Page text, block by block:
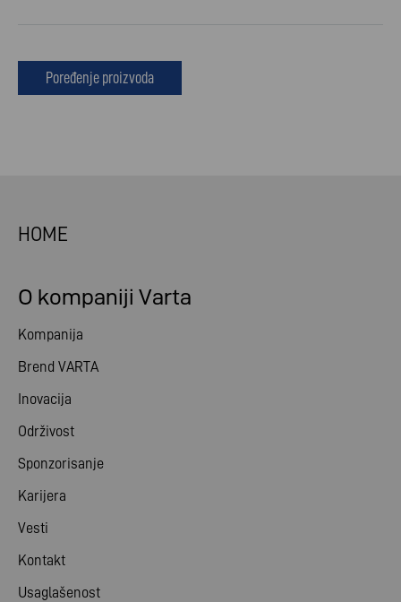
Poređenje proizvoda
HOME
O kompaniji Varta
Kompanija
Brend VARTA
Inovacija
Održivost
Sponzorisanje
Karijera
Vesti
Kontakt
Usaglašenost